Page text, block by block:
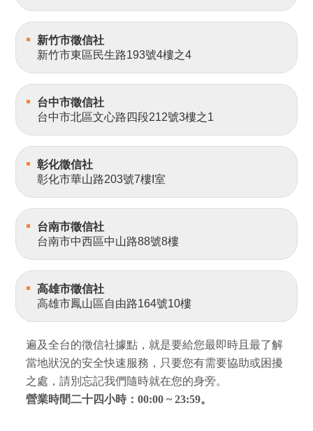
新竹市徵信社
新竹市東區民生路193號4樓之4
台中市徵信社
台中市北區文心路四段212號3樓之1
彰化徵信社
彰化市華山路203號7樓I室
台南市徵信社
台南市中西區中山路88號8樓
高雄市徵信社
高雄市鳳山區自由路164號10樓
遍及全台的徵信社據點，就是要給您最即時且最了解
當地狀況的安全快速服務，只要您有需要協助或困擾
之處，請別忘記我們隨時就在您的身旁。
營業時間二十四小時：00:00 ~ 23:59。